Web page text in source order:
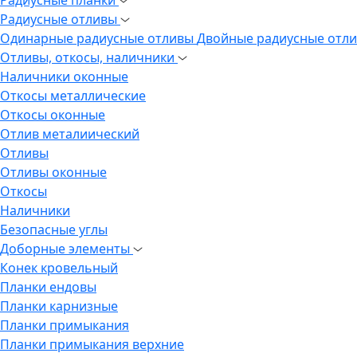
Радиусные отливы
Одинарные радиусные отливы Двойные радиусные
Отливы, откосы, наличники
Наличники оконные
Откосы металлические
Откосы оконные
Отлив металиический
Отливы
Отливы оконные
Откосы
Наличники
Безопасные углы
Доборные элементы
Конек кровельный
Планки ендовы
Планки карнизные
Планки примыкания
Планки примыкания верхние